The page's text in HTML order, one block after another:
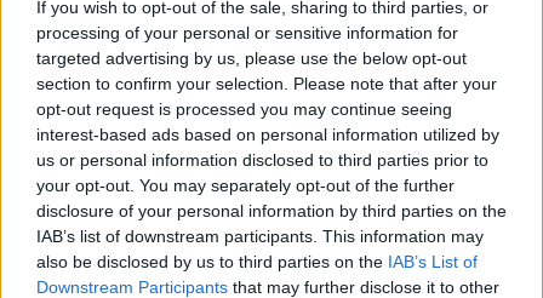
If you wish to opt-out of the sale, sharing to third parties, or
processing of your personal or sensitive information for
targeted advertising by us, please use the below opt-out
section to confirm your selection. Please note that after your
opt-out request is processed you may continue seeing
interest-based ads based on personal information utilized by
us or personal information disclosed to third parties prior to
your opt-out. You may separately opt-out of the further
disclosure of your personal information by third parties on the
IAB’s list of downstream participants. This information may
also be disclosed by us to third parties on the IAB’s List of
Downstream Participants that may further disclose it to other
az Európai Unió tartós további finanszírozását is
megteremtheti - derül ki a szegedi ELI
lézerközpont beruházás tulajdonosi jogait
gyakorló Nemzeti Kutatási, Fejlesztési és
Innovációs Hivatal mai közleményéből.
A közlemény emlékeztet rá, hogy Pálinkás József, az
NKFIH elnöke múlt pénteken a Csehországban és
Romániában hasonló nagyságú forrásból megépült
lézerkutatási központok vezetőivel együtt Brüsszelben